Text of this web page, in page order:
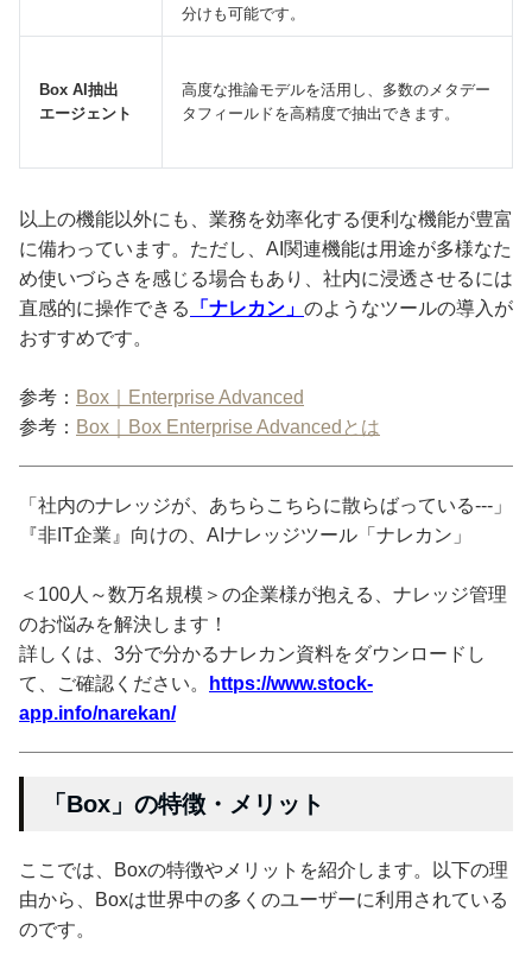
分けも可能です。
Box AI抽出
エージェント
高度な推論モデルを活用し、多数のメタデー
タフィールドを高精度で抽出できます。
以上の機能以外にも、業務を効率化する便利な機能が豊富
に備わっています。ただし、AI関連機能は用途が多様なた
め使いづらさを感じる場合もあり、社内に浸透させるには
直感的に操作できる
「ナレカン」 のようなツールの導入が
おすすめです。
参考： Box｜Enterprise Advanced
参考： Box｜Box Enterprise Advancedとは
「社内のナレッジが、あちらこちらに散らばっている---」
『非IT企業』向けの、AIナレッジツール「ナレカン」
＜100人～数万名規模＞の企業様が抱える、ナレッジ管理
のお悩みを解決します！
詳しくは、3分で分かるナレカン資料をダウンロードし
て、ご確認ください。
https://www.stock-
app.info/narekan/
「Box」の特徴・メリット
ここでは、Boxの特徴やメリットを紹介します。以下の理
由から、Boxは世界中の多くのユーザーに利用されている
のです。